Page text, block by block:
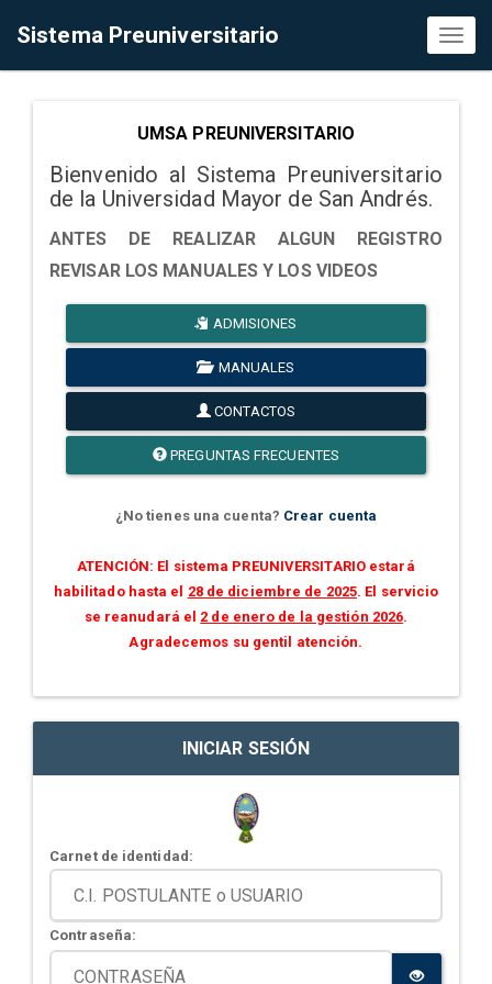
Sistema Preuniversitario
UMSA PREUNIVERSITARIO
Bienvenido al Sistema Preuniversitario
de la Universidad Mayor de San Andrés.
ANTES DE REALIZAR ALGUN REGISTRO
REVISAR LOS MANUALES Y LOS VIDEOS
ADMISIONES
MANUALES
CONTACTOS
PREGUNTAS FRECUENTES
¿No tienes una cuenta? Crear cuenta
ATENCIÓN: El sistema PREUNIVERSITARIO estará
habilitado hasta el 28 de diciembre de 2025. El servicio
se reanudará el 2 de enero de la gestión 2026.
Agradecemos su gentil atención.
INICIAR SESIÓN
Carnet de identidad:
Contraseña: